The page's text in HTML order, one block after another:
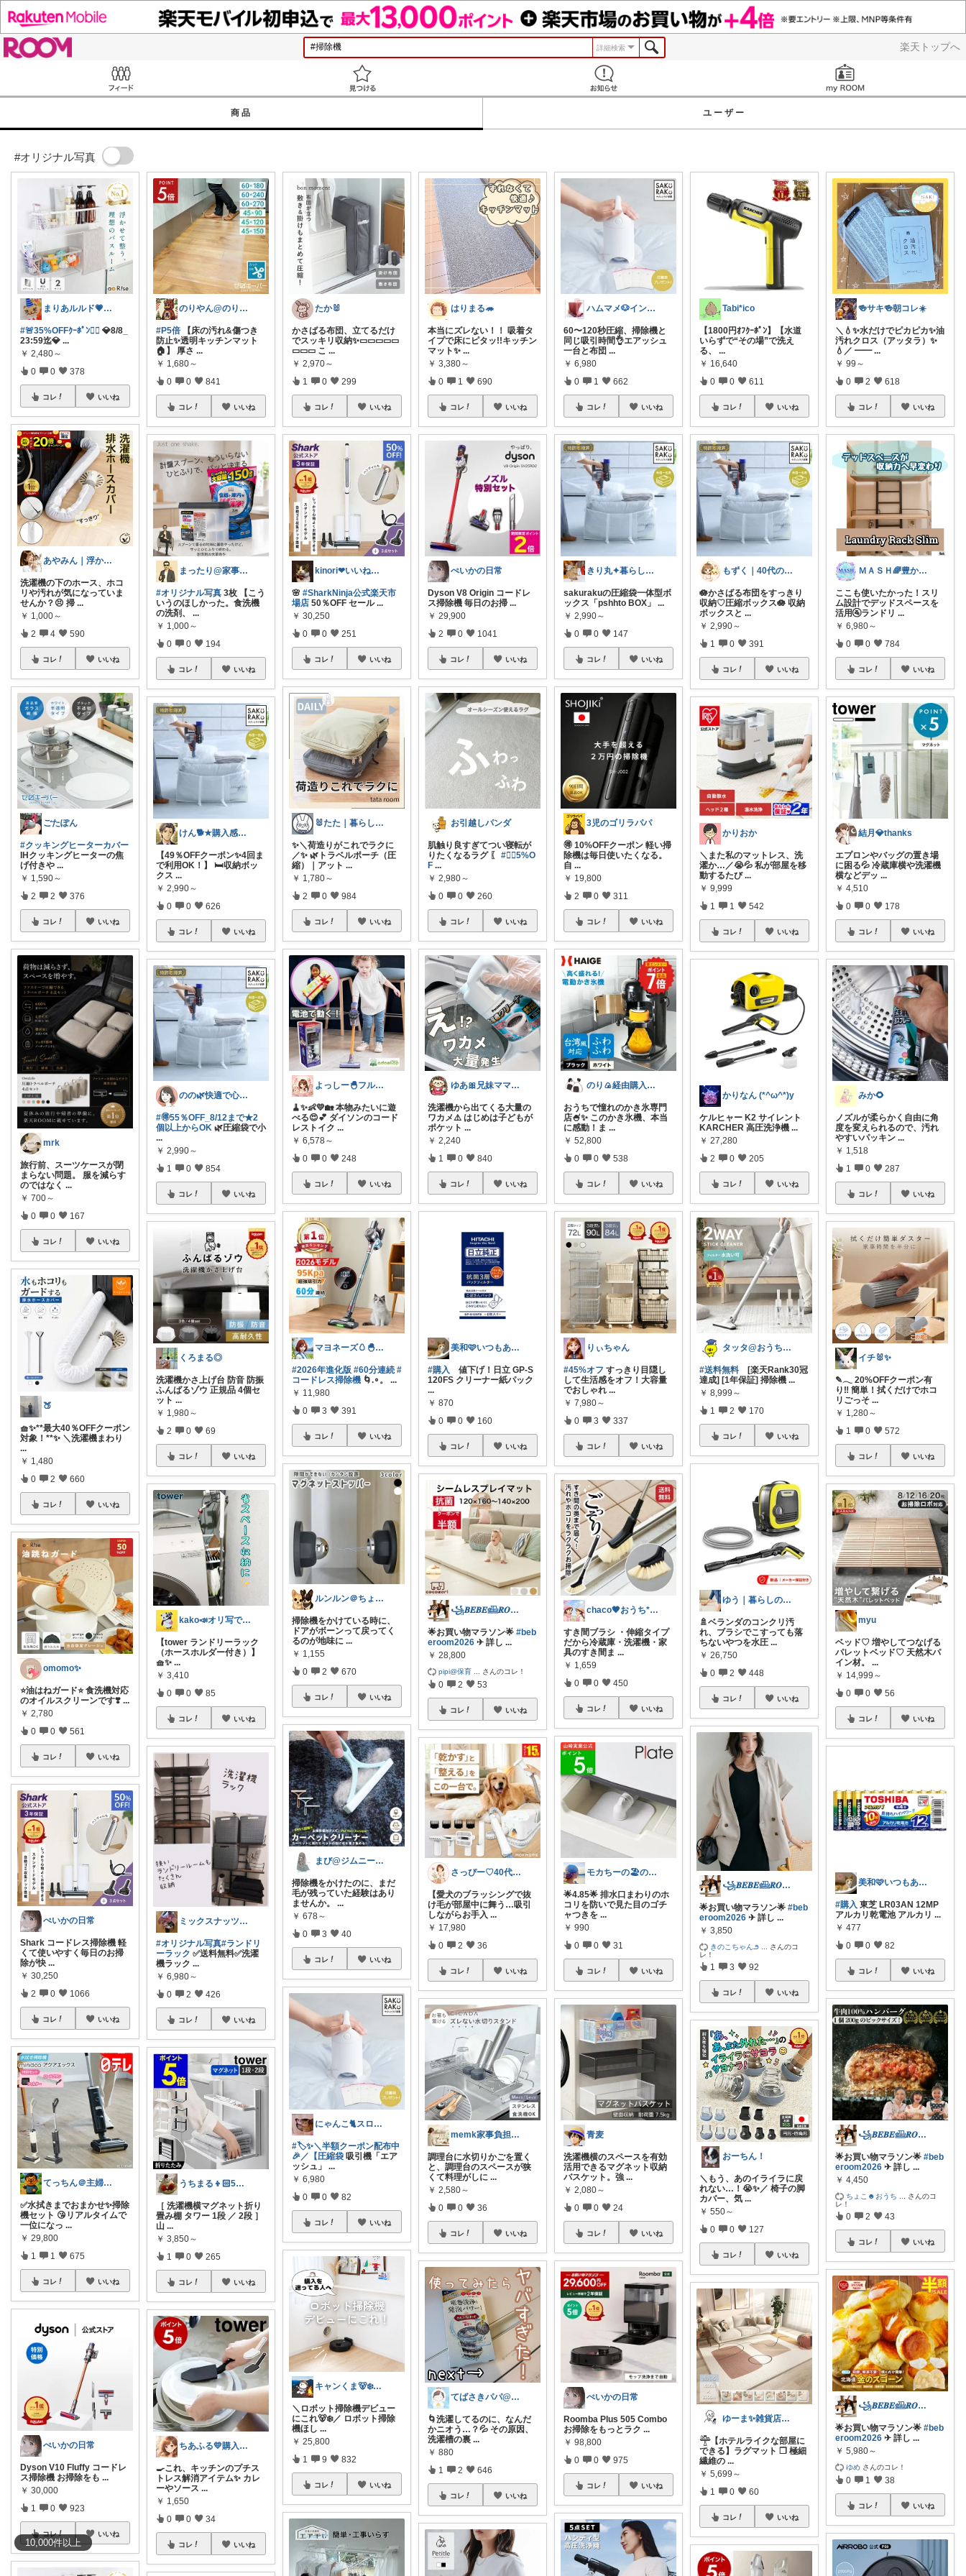
楽天トップへ
詳細検索
商品 ユーザー
#オリジナル写真
10,000件以上
まりあルルド💗ご購入感謝です💗
#🚨35%OFFｸｰﾎﾟﾝ❤️‍🔥 💎8/8_
23:59迄💎 ...
￥ 2,480～
0 0 378
コレ いいね
あやみん｜浮かせる収納と快適生活
洗濯機の下のホース、ホコ
リや汚れが気になっていま
せんか？😣 掃 ...
￥ 1,000～
2 4 590
コレ いいね
ごたぽん
#クッキングヒーターカバー
IHクッキングヒーターの焦
げ付きや ...
￥ 1,590～
2 2 376
コレ いいね
mrk
旅行前、スーツケースが閉
まらない問題。 服を減らす
のではなく ...
￥ 700～
0 0 167
コレ いいね
🍑
🧺✨**最大40％OFFクーポン
対象！**✨ ＼洗濯機まわり
...
￥ 1,480
0 2 660
コレ いいね
omomo✨
⭐️油はねガード⭐️ 食洗機対応
のオイルスクリーンです❣️ ...
￥ 2,780
0 0 561
コレ いいね
ぺいかの日常
Shark コードレス掃除機 軽
くて使いやすく毎日のお掃
除が快 ...
￥ 30,250
2 0 1066
コレ いいね
てっちん＠主婦ラクグッズ中心✨
✅水拭きまでおまかせ✨掃除
機セット 😘リアルタイムで
一位になっ ...
￥ 29,800
1 1 675
コレ いいね
ぺいかの日常
Dyson V10 Fluffy コードレ
ス掃除機 お掃除をも ...
￥ 30,000
1 0 923
コレ いいね
のりやん@のりやんフィギュアを探せ開催中
#P5倍 【床の汚れ&傷つき
防止✨透明キッチンマット
🏠】 厚さ ...
￥ 1,680～
0 0 841
コレ いいね
まったり@家事ラク時短アイテム
#オリジナル写真 3枚 【こう
いうのほしかった。食洗機
の洗剤、
...
￥ 1,000～
0 0 194
コレ いいね
けん🐕★購入感謝です★（アイコン変更）
【49％OFFクーポン✨4回ま
で利用OK！】 🛏️収納ボッ
クス ...
￥ 2,990～
0 0 626
コレ いいね
のの🌿快適で心地よい暮らし♡
#🉐55％OFF_8/12まで★2
個以上からOK 🌿圧縮袋で小
...
￥ 2,990～
1 0 854
コレ いいね
くろまる◎
洗濯機かさ上げ台 防音 防振
ふんばるゾウ 正規品 4個セ
ット ...
￥ 1,980～
2 0 69
コレ いいね
kako📣オリ写で投稿継続中💎会員
【tower ランドリーラック
（ホースホルダー付き）】
🧺✨...
￥ 3,410
0 0 85
コレ いいね
ミックスナッツ💎ご経由購入感謝です🌟
#オリジナル写真#ランドリ
ーラック ✅送料無料✅洗濯
機ラック ...
￥ 6,980～
0 2 426
コレ いいね
うちまる👦🏻5歳ママ♡
［ 洗濯機横マグネット折り
畳み棚 タワー 1段 ／ 2段 ］
山 ...
￥ 3,850～
1 0 265
コレ いいね
ちあふる💛購入ありがとう💛インスタ有
🍳これ、キッチンのプチス
トレス解消アイテム✨ カレ
ーやソース ...
￥ 1,650
0 0 34
コレ いいね
たか🐰
かさばる布団、立てるだけ
でスッキリ収納✨▭▭▭▭▭
▭▭▭ こ ...
￥ 2,970～
1 0 299
コレ いいね
kinori❤︎いいねご購入感謝です💝
🌸#SharkNinja公式楽天市
場店 50％OFF セール ...
￥ 30,250
0 0 251
コレ いいね
🐰たた｜暮らしと子育て
✨＼荷造りがこれでラクに
／✨ 🌿トラベルポーチ（圧
縮）｜アット ...
￥ 1,780～
2 0 984
コレ いいね
よっしー🐣フルタイム4児ママ
🧹✨👶💛🏡 本物みたいに遊
べる😍💕 ダイソンのコード
レストイク ...
￥ 6,578～
0 0 248
コレ いいね
マヨネーズ🥚‪🐣✨️お礼はプロフで♪
#2026年進化版 #60分連続 #
コードレス掃除機 🌀.∘。
...
￥ 11,980
0 3 391
コレ いいね
ルンルン＠ちょいラク暮らし
掃除機をかけている時に、
ドアがボーンって戻ってく
るのが地味に ...
￥ 1,155
0 2 670
コレ いいね
まび@ジムニー通勤🚗働き女子
掃除機をかけたのに、まだ
毛が残っていた経験はあり
ませんか。...
￥ 678～
0 3 40
コレ いいね
にゃんこ🐈スローです🐢💦
#🏷️✨＼半額クーポン配布中
🎉／【圧縮袋 吸引機「エア
ッシュ」
...
￥ 6,980
0 0 82
コレ いいね
キャンくま🐻‍❄️ママのラク暮らし
＼ロボット掃除機デビュー
にこれ🐻‍❄️／ ロボット掃除
機ほし ...
￥ 25,800
1 9 832
コレ いいね
はりまる🦔
本当にズレない！！ 吸着タ
イプで床にピタッ!!キッチン
マット✨ ...
￥ 3,380～
0 1 690
コレ いいね
ぺいかの日常
Dyson V8 Origin コードレ
ス掃除機 毎日のお掃 ...
￥ 29,900
2 0 1041
コレ いいね
お引越しパンダ
肌触り良すぎてつい寝転が
りたくなるラグ 〖#❤️‍🔥5%O
F ...
￥ 2,980～
0 0 260
コレ いいね
ゆあ🎀兄妹ママの育児と暮らし
洗濯機から出てくる大量の
ワカメ⚠️ はじめは子どもが
ポケット ...
￥ 2,240
1 0 840
コレ いいね
美和🩷いつもありがとう
#購入 値下げ！日立 GP-S
120FS クリーナー紙パック
...
￥ 870
0 0 160
コレ いいね
꧁𝑩𝑬𝑩𝑬𓊝𝑹𝑶𝑶𝑴꧂
🌟お買い物マラソン🌟#beb
eroom2026 ✈︎ 詳し ...
￥ 28,800
pipi@保育 さんのコレ！
0 2 53
コレ いいね
さっぴー♡40代主婦・楽天おすすめ品紹介
【愛犬のブラッシングで抜
け毛が部屋中に舞う…吸引
しながらお手入 ...
￥ 17,980
0 2 36
コレ いいね
memk家事負担を減らすキッチングッズ
調理台に水切りかごを置く
と、調理台のスペースが狭
くて料理がしに ...
￥ 2,580～
0 0 36
コレ いいね
てばさきパパ@スマホアクセ
🌀洗濯してるのに、なんだ
かニオう…？💦 その原因、
洗濯槽の裏 ...
￥ 880
1 2 646
コレ いいね
ハムマメ🐶インテリア・キッチン🌸
60〜120秒圧縮、掃除機と
同じ吸引時間👌エアッシュ
一台と布団 ...
￥ 6,980
0 1 662
コレ いいね
きり丸✦暮らしが整う日用雑貨セレクト🐇
sakurakuの圧縮袋一体型ボ
ックス「pshhto BOX」
...
￥ 2,990～
0 0 147
コレ いいね
3児のゴリラパパ
🉐 10%OFFクーポン 軽い掃
除機は毎日使いたくなる。
自 ...
￥ 19,800
2 0 311
コレ いいね
のり🍙経由購入ありがとうございます🍙
おうちで憧れのかき氷専門
店🍧✨ このかき氷機、本当
に感動！ま ...
￥ 52,800
0 0 538
コレ いいね
りぃちゃん
#45%オフ すっきり目隠し
して生活感をオフ！大容量
でおしゃれ ...
￥ 7,980～
0 3 337
コレ いいね
chaco🖤おうち*子育て*ママグッズ
すき間ブラシ ・伸縮タイプ
だから冷蔵庫・洗濯機・家
具のすき間ま ...
￥ 1,659
0 0 450
コレ いいね
モカちーの🏖️のんびりライフ🐈✨
🌟4.85🌟 排水口まわりのホ
コリを防いで見た目のゴチ
ャつきを ...
￥ 990
0 0 31
コレ いいね
青麦
洗濯機横のスペースを有効
活用できるマグネット収納
バスケット。強 ...
￥ 2,080～
0 0 24
コレ いいね
ぺいかの日常
Roomba Plus 505 Combo
お掃除をもっとラク ...
￥ 98,800
0 0 975
コレ いいね
Tabi*ico
【1800円ｵﾌｸｰﾎﾟﾝ】【水道
いらずで“その場”で洗え
る、
...
￥ 16,640
0 0 611
コレ いいね
もずく｜40代の暮らし×在宅ワーク
🪷かさばる布団をすっきり
収納♡圧縮ボックス🪷 収納
ボックスと ...
￥ 2,990～
1 0 391
コレ いいね
かりおか
＼また私のマットレス、洗
濯か…／😭💦 私が部屋を移
動するたび ...
￥ 9,999
1 1 542
コレ いいね
かりなん (*^ω^*)y
ケルヒャー K2 サイレント
KARCHER 高圧洗浄機...
￥ 27,280
2 0 205
コレ いいね
タッタ@おうち時間を楽しく快適に！
#送料無料 [楽天Rank30冠
達成] [1年保証] 掃除機...
￥ 8,999～
1 2 170
コレ いいね
ゆう｜暮らしのお得術
🚿ベランダのコンクリ汚
れ、ブラシでこすっても落
ちないやつを水圧 ...
￥ 26,750
0 2 448
コレ いいね
꧁𝑩𝑬𝑩𝑬𓊝𝑹𝑶𝑶𝑴꧂
🌟お買い物マラソン🌟#beb
eroom2026 ✈︎ 詳し ...
￥ 3,850
きのこちゃん౨
さんのコ
レ！
1 3 92
コレ いいね
おーちん！
＼もう、あのイライラに戻
れない…！😭✨／ 椅子の脚
カバー、気 ...
￥ 550～
0 0 127
コレ いいね
ゆーま✨雑貨店🏠よろしくお願いします！
𓊯【ホテルライクな部屋に
できる】ラグマット ❐ 極細
繊維の ...
￥ 5,699～
1 0 60
コレ いいね
🍻サキ🍻朝コレ☀️
＼💧✨水だけでピカピカ✨油
汚れクロス（アッタラ）✨
💧／ ━━ ...
￥ 99～
0 2 618
コレ いいね
ＭＡＳＨ🌈豊かな生活へカスタマイズ🌈
ここも使いたかった！スリ
ム設計でデッドスペースを
活用🚰ランドリ ...
￥ 6,980～
0 0 784
コレ いいね
結月💎thanks
エプロンやバッグの置き場
に困る💦 冷蔵庫横や洗濯機
横などデッ ...
￥ 4,510
0 0 178
コレ いいね
みか🌻
ノズルが柔らかく自由に角
度を変えられるので、汚れ
やすいパッキン ...
￥ 1,518
1 0 287
コレ いいね
イチ🐰✨
✎𓂃 20%OFFクーポン有
り‼ 簡単！拭くだけでホコ
リごっそ ...
￥ 1,280～
1 0 572
コレ いいね
myu
ベッド♡ 増やしてつなげる
パレットベッド♡ 天然木パ
イン材。...
￥ 14,999～
0 0 56
コレ いいね
美和🩷いつもありがとう
#購入 東芝 LR03AN 12MP
アルカリ乾電池 アルカリ ...
￥ 477
0 0 82
コレ いいね
꧁𝑩𝑬𝑩𝑬𓊝𝑹𝑶𝑶𝑴꧂
🌟お買い物マラソン🌟#beb
eroom2026 ✈︎ 詳し ...
￥ 4,450
ちょこ☻おうち
さんのコ
レ！
0 2 43
コレ いいね
꧁𝑩𝑬𝑩𝑬𓊝𝑹𝑶𝑶𝑴꧂
🌟お買い物マラソン🌟#beb
eroom2026 ✈︎ 詳し ...
￥ 5,980～
ゆめ さんのコレ！
0 1 38
コレ いいね